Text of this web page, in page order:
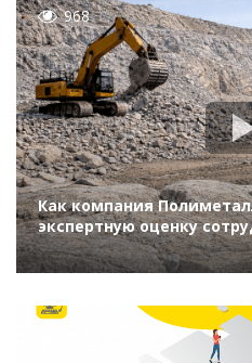
968
Как компания
экспертную оценку